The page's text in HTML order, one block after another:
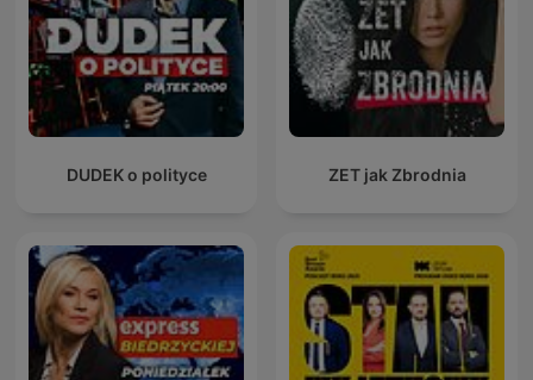
DUDEK o polityce ZET jak Zbrodnia